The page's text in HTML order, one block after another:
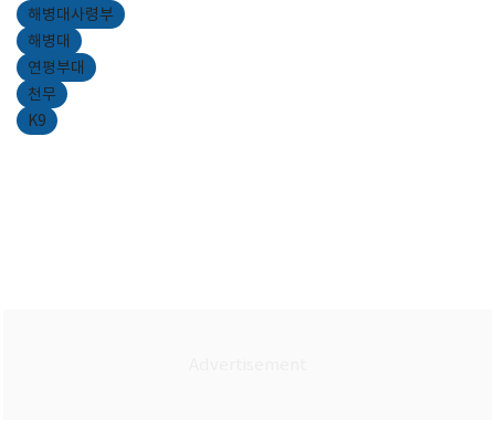
해병대사령부
해병대
연평부대
천무
K9